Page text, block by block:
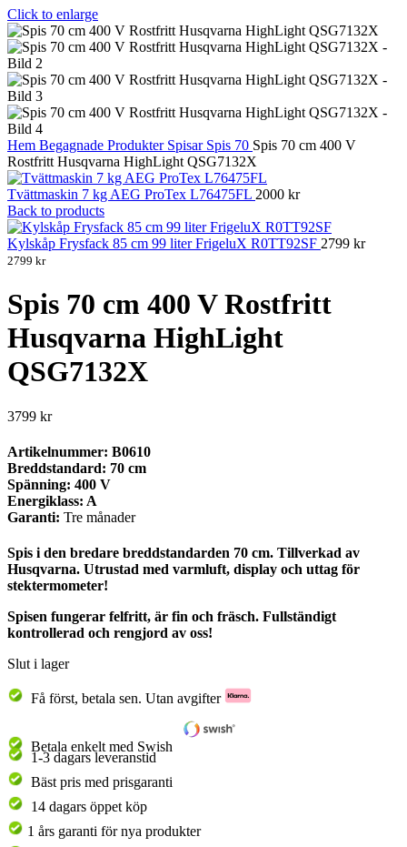
Click to enlarge
Hem Begagnade Produkter Spisar Spis 70 Spis 70 cm 400 V
Rostfritt Husqvarna HighLight QSG7132X
Tvättmaskin 7 kg AEG ProTex L76475FL 2000 kr
Back to products
Kylskåp Frysfack 85 cm 99 liter FrigeluX R0TT92SF 2799 kr
2799 kr
Spis 70 cm 400 V Rostfritt
Husqvarna HighLight
QSG7132X
3799 kr
Artikelnummer: B0610
Breddstandard: 70 cm
Spänning: 400 V
Energiklass: A
Garanti: Tre månader
Spis i den bredare breddstandarden 70 cm. Tillverkad av
Husqvarna. Utrustad med varmluft, display och uttag för
stektermometer!
Spisen fungerar felfritt, är fin och fräsch. Fullständigt
kontrollerad och rengjord av oss!
Slut i lager
Få först, betala sen. Utan avgifter
Betala enkelt med Swish
1-3 dagars leveranstid
Bäst pris med prisgaranti
14 dagars öppet köp
1 års garanti för nya produkter